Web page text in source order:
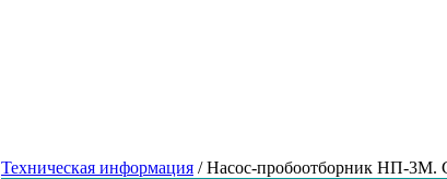
Техническая информация / Насос-пробоотборник НП-